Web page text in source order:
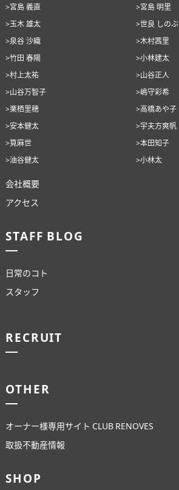
>宮島 義直
>宮島 明里
>玉木 雄太
>世良 しのぶ
>泉谷 沙織
>木村茜里
>竹田 春陽
>小林建太
>村上太祐
>山谷正人
>山谷万智子
>嶋守彩希
>栗栖里穂
>高橋あや子
>安本健太
>宇夫方爽帆
>筧麻世
>本田知子
>油谷健太
>小林太
会社概要
アクセス
STAFF BLOG
日常のコト
スタッフ
RECRUIT
OTHER
オーナー様専用サイト CLUB RENOVES
取扱不動産情報
SHOP